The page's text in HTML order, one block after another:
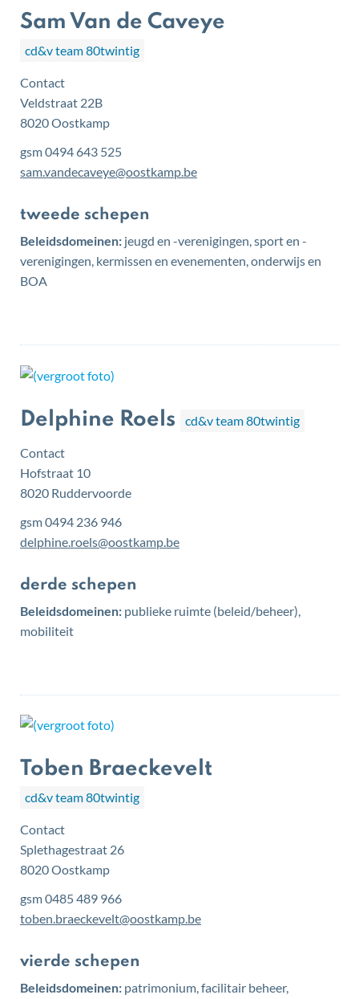
Sam Van de Caveye
cd&v team 80twintig
Contact
Veldstraat 22B
,8020Oostkamp
gsm 0494 643 525
E-
sam.vandecaveye@oostkamp.be
Functies
tweede schepen
Beleidsdomeinen: jeugd en -verenigingen, sport en -
verenigingen, kermissen en evenementen, onderwijs en
BOA
Delphine Roels cd&v team 80twintig
Contact
Hofstraat 10
,8020 Ruddervoorde
gsm 0494 236 946
E-
delphine.roels@oostkamp.be
Functies
derde schepen
Beleidsdomeinen: publieke ruimte (beleid/beheer),
mobiliteit
Toben Braeckevelt
cd&v team 80twintig
Contact
Splethagestraat 26
,8020Oostkamp
gsm 0485 489 966
E-
toben.braeckevelt@oostkamp.be
Functies
vierde schepen
Beleidsdomeinen: patrimonium, facilitair beheer,